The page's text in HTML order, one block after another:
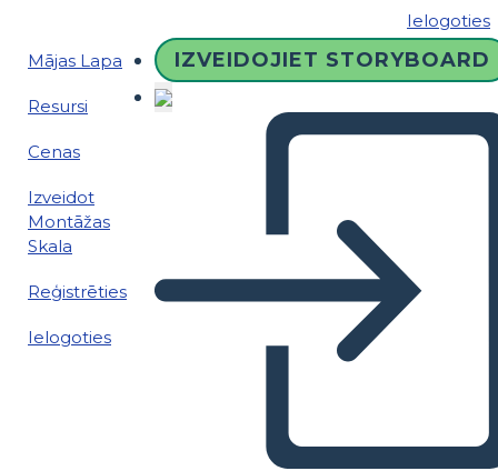
Ielogoties
Mājas Lapa
Resursi
Cenas
Izveidot
Montāžas
Skala
Reģistrēties
Ielogoties
IZVEIDOJIET STORYBOARD